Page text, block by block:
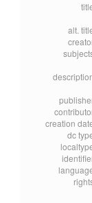
alt.
creation
dc